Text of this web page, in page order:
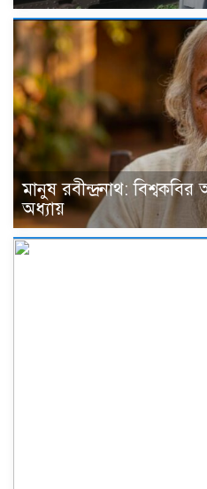
মানুষ রবীন্দ্রনাথ:
অধ্যায়